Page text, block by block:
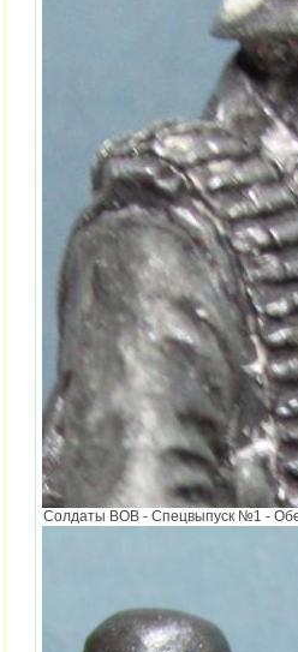
Солдаты ВОВ - Спецвыпуск №1 -